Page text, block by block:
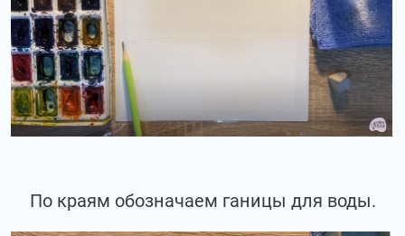
По краям обозначаем ганицы для воды.